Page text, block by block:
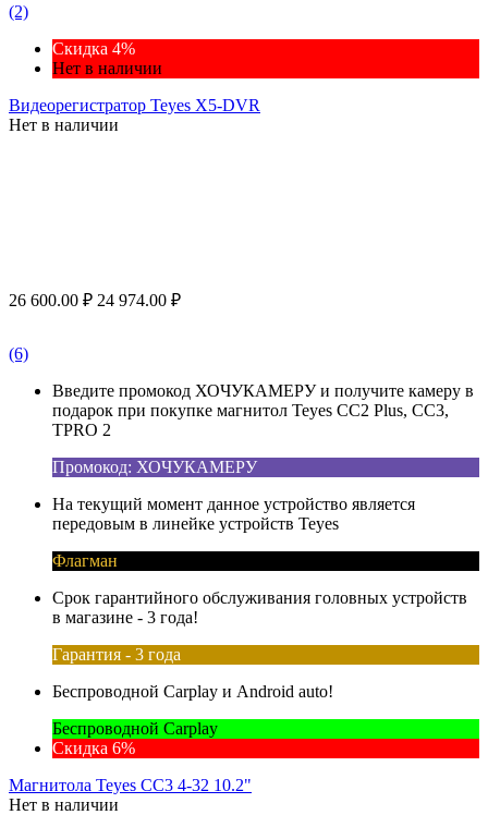
(2)
Скидка 4%
Нет в наличии
Видеорегистратор Teyes X5-DVR
Нет в наличии
26 600.00 ₽ 24 974.00 ₽
(6)
Введите промокод ХОЧУКАМЕРУ и получите камеру в
подарок при покупке магнитол Teyes CC2 Plus, CC3,
TPRO 2
Промокод: ХОЧУКАМЕРУ
На текущий момент данное устройство является
передовым в линейке устройств Teyes
Флагман
Срок гарантийного обслуживания головных устройств
в магазине - 3 года!
Гарантия - 3 года
Беспроводной Carplay и Android auto!
Беспроводной Carplay
Скидка 6%
Магнитола Teyes CC3 4-32 10.2"
Нет в наличии